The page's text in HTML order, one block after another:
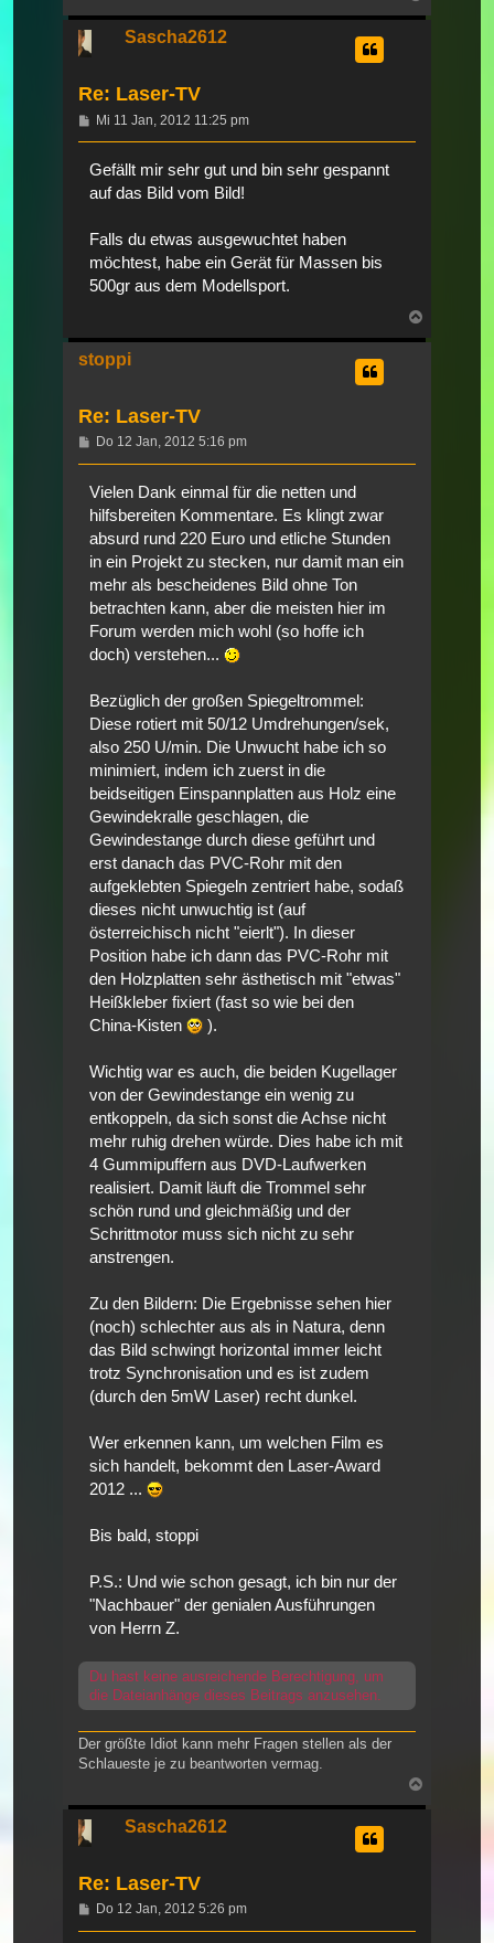
oben
Sascha2612
Re: Laser-TV
Beitrag
Mi 11 Jan, 2012 11:25 pm
Gefällt mir sehr gut und bin sehr gespannt
auf das Bild vom Bild!
Falls du etwas ausgewuchtet haben
möchtest, habe ein Gerät für Massen bis
500gr aus dem Modellsport.
stoppi
Re: Laser-TV
Beitrag
Do 12 Jan, 2012 5:16 pm
Vielen Dank einmal für die netten und
hilfsbereiten Kommentare. Es klingt zwar
absurd rund 220 Euro und etliche Stunden
in ein Projekt zu stecken, nur damit man ein
mehr als bescheidenes Bild ohne Ton
betrachten kann, aber die meisten hier im
Forum werden mich wohl (so hoffe ich
doch) verstehen...
Bezüglich der großen Spiegeltrommel:
Diese rotiert mit 50/12 Umdrehungen/sek,
also 250 U/min. Die Unwucht habe ich so
minimiert, indem ich zuerst in die
beidseitigen Einspannplatten aus Holz eine
Gewindekralle geschlagen, die
Gewindestange durch diese geführt und
erst danach das PVC-Rohr mit den
aufgeklebten Spiegeln zentriert habe, sodaß
dieses nicht unwuchtig ist (auf
österreichisch nicht "eierlt"). In dieser
Position habe ich dann das PVC-Rohr mit
den Holzplatten sehr ästhetisch mit "etwas"
Heißkleber fixiert (fast so wie bei den
China-Kisten
).
Wichtig war es auch, die beiden Kugellager
von der Gewindestange ein wenig zu
entkoppeln, da sich sonst die Achse nicht
mehr ruhig drehen würde. Dies habe ich mit
4 Gummipuffern aus DVD-Laufwerken
realisiert. Damit läuft die Trommel sehr
schön rund und gleichmäßig und der
Schrittmotor muss sich nicht zu sehr
anstrengen.
Zu den Bildern: Die Ergebnisse sehen hier
(noch) schlechter aus als in Natura, denn
das Bild schwingt horizontal immer leicht
trotz Synchronisation und es ist zudem
(durch den 5mW Laser) recht dunkel.
Wer erkennen kann, um welchen Film es
sich handelt, bekommt den Laser-Award
2012 ...
Bis bald, stoppi
P.S.: Und wie schon gesagt, ich bin nur der
"Nachbauer" der genialen Ausführungen
von Herrn Z.
Du hast keine ausreichende Berechtigung, um
die Dateianhänge dieses Beitrags anzusehen.
Der größte Idiot kann mehr Fragen stellen als der
Schlaueste je zu beantworten vermag.
Sascha2612
Re: Laser-TV
Beitrag
Do 12 Jan, 2012 5:26 pm